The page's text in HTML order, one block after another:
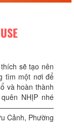
sẽ tạo nên
tìm một nơi để
và hoàn thành
NHỊP nhé
—————————
Cảnh, Phường